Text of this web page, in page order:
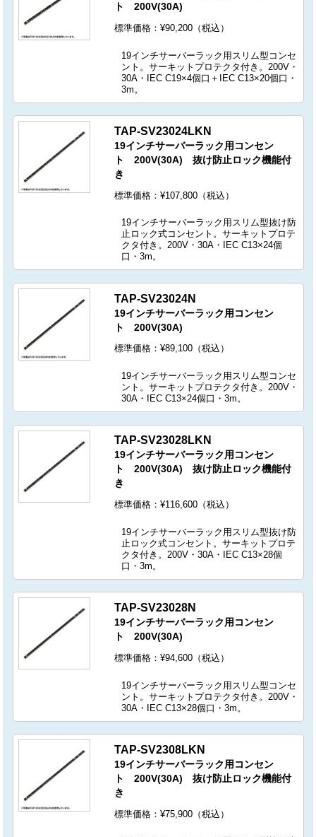
ト 200V(30A)
標準価格：¥90,200（税込）
19インチサーバーラック用スリム型コンセ
ント。サーキットプロテクタ付き。200V・
30A・IEC C19×4個口＋IEC C13×20個口・
3m。
TAP-SV23024LKN
19インチサーバーラック用コンセン
ト 200V(30A) 抜け防止ロック機能付
き
標準価格：¥107,800（税込）
19インチサーバーラック用スリム型抜け防
止ロック式コンセント。サーキットプロテ
クタ付き。200V・30A・IEC C13×24個
口・3m。
TAP-SV23024N
19インチサーバーラック用コンセン
ト 200V(30A)
標準価格：¥89,100（税込）
19インチサーバーラック用スリム型コンセ
ント。サーキットプロテクタ付き。200V・
30A・IEC C13×24個口・3m。
TAP-SV23028LKN
19インチサーバーラック用コンセン
ト 200V(30A) 抜け防止ロック機能付
き
標準価格：¥116,600（税込）
19インチサーバーラック用スリム型抜け防
止ロック式コンセント。サーキットプロテ
クタ付き。200V・30A・IEC C13×28個
口・3m。
TAP-SV23028N
19インチサーバーラック用コンセン
ト 200V(30A)
標準価格：¥94,600（税込）
19インチサーバーラック用スリム型コンセ
ント。サーキットプロテクタ付き。200V・
30A・IEC C13×28個口・3m。
TAP-SV2308LKN
19インチサーバーラック用コンセン
ト 200V(30A) 抜け防止ロック機能付
き
標準価格：¥75,900（税込）